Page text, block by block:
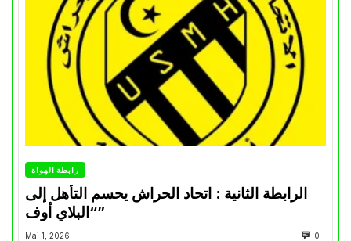
رابطة الهواة
الرابطة الثانية : اتحاد الحراش يحسم التأهل إلى
“البلاي أوف”
Mai 1, 2026 0